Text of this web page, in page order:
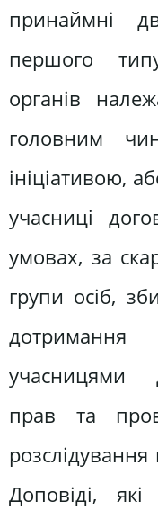
принаймні
першого
органів
головним
ініціативою,
учасниці
умовах, за
групи осіб,
учасницями
прав та
Доповіді,